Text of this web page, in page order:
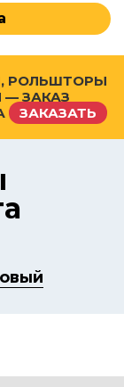
РОЛЬШТОРЫ
— ЗАКАЗ
ЗАКАЗАТЬ